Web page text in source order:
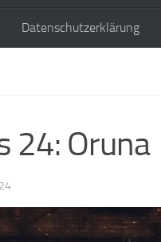
Datenschutzerklärung
24: Oruna